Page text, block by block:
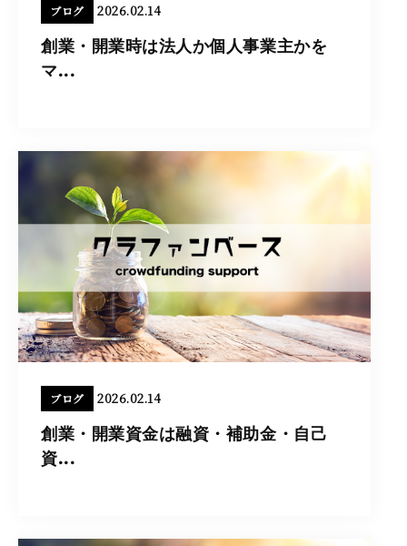
ブログ 2026.02.14
創業・開業時は法人か個人事業主かを
マ...
ブログ 2026.02.14
創業・開業資金は融資・補助金・自己
資...